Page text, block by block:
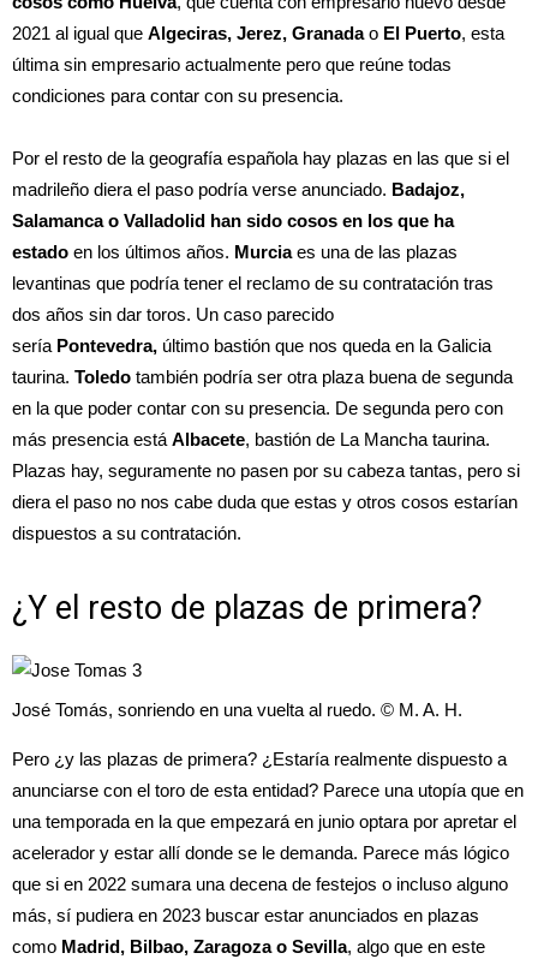
2021 al igual que Algeciras, Jerez, Granadao El Puerto, esta
última sin empresario actualmente pero que reúne todas
condiciones para contar con su presencia.
Por el resto de la geografía española hay plazas en las que si el
madrileño diera el paso podría verse anunciado. Badajoz,
Salamanca o Valladolid han sido cosos en los que ha
estado en los últimos años. Murciaes una de las plazas
levantinas que podría tener el reclamo de su contratación tras
dos años sin dar toros. Un caso parecido
sería Pontevedra, último bastión que nos queda en la Galicia
taurina. Toledo también podría ser otra plaza buena de segunda
en la que poder contar con su presencia. De segunda pero con
más presencia está Albacete, bastión de La Mancha taurina.
Plazas hay, seguramente no pasen por su cabeza tantas, pero si
diera el paso no nos cabe duda que estas y otros cosos estarían
dispuestos a su contratación.
¿Y el resto de plazas de primera?
José Tomás, sonriendo en una vuelta al ruedo. © M. A. H.
Pero ¿y las plazas de primera? ¿Estaría realmente dispuesto a
anunciarse con el toro de esta entidad? Parece una utopía que en
una temporada en la que empezará en junio optara por apretar el
acelerador y estar allí donde se le demanda. Parece más lógico
que si en 2022 sumara una decena de festejos o incluso alguno
más, sí pudiera en 2023 buscar estar anunciados en plazas
como Madrid, Bilbao, Zaragoza o Sevilla, algo que en este